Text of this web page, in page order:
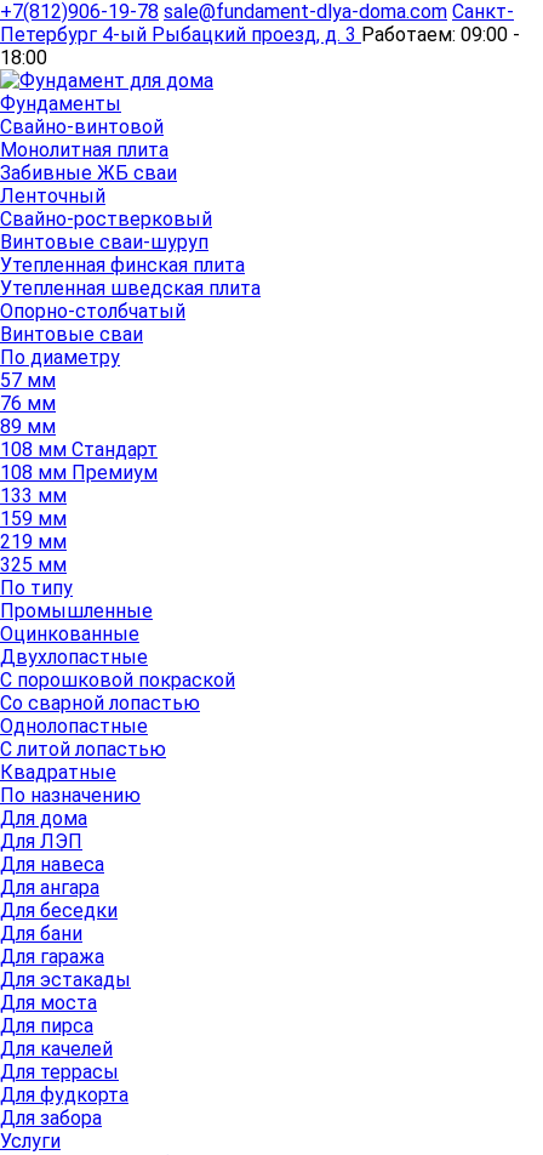
+7(812)906-19-78 sale@fundament-dlya-doma.com Санкт-
Петербург 4-ый Рыбацкий проезд, д. 3 Работаем: 09:00 -
18:00
Фундаменты
Свайно-винтовой
Монолитная плита
Забивные ЖБ сваи
Ленточный
Свайно-ростверковый
Винтовые сваи-шуруп
Утепленная финская плита
Утепленная шведская плита
Опорно-столбчатый
Винтовые сваи
По диаметру
57 мм
76 мм
89 мм
108 мм Стандарт
108 мм Премиум
133 мм
159 мм
219 мм
325 мм
По типу
Промышленные
Оцинкованные
Двухлопастные
С порошковой покраской
Со сварной лопастью
Однолопастные
С литой лопастью
Квадратные
По назначению
Для дома
Для ЛЭП
Для навеса
Для ангара
Для беседки
Для бани
Для гаража
Для эстакады
Для моста
Для пирса
Для качелей
Для террасы
Для фудкорта
Для забора
Услуги